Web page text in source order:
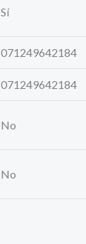
Sí
071249642184
071249642184
No
No